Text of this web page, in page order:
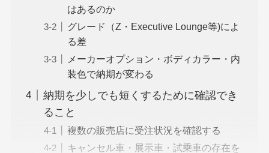
はあるのか
グレード（Z・Executive Lounge等)によ
る差
メーカーオプション・ボディカラー・内
装色で納期が変わる
納期を少しでも短くするために確認でき
ること
複数の販売店に受注状況を確認する
キャンセル車・展示車・試乗車の存在を